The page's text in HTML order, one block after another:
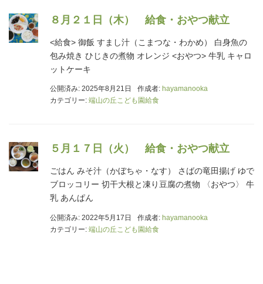
８月２１日（木） 給食・おやつ献立
<給食> 御飯 すまし汁（こまつな・わかめ） 白身魚の
包み焼き ひじきの煮物 オレンジ <おやつ> 牛乳 キャロ
ットケーキ
公開済み: 2025年8月21日 作成者: hayamanooka
カテゴリー: 端山の丘こども園給食
５月１７日（火） 給食・おやつ献立
ごはん みそ汁（かぼちゃ・なす） さばの竜田揚げ ゆで
ブロッコリー 切干大根と凍り豆腐の煮物 〈おやつ〉 牛
乳 あんぱん
公開済み: 2022年5月17日 作成者: hayamanooka
カテゴリー: 端山の丘こども園給食